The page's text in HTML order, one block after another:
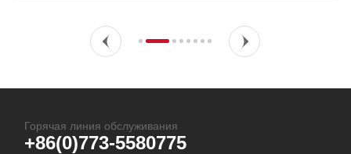
OEM
Горячая линия обслуживания
+86(0)773-5580775